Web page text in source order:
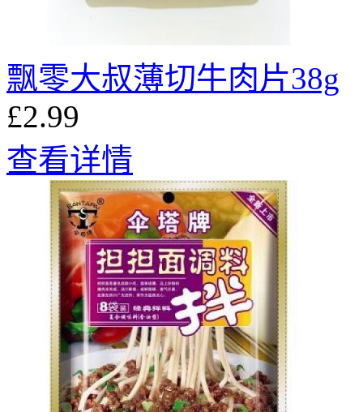
飘零大叔薄切牛肉片38g
£2.99
查看详情